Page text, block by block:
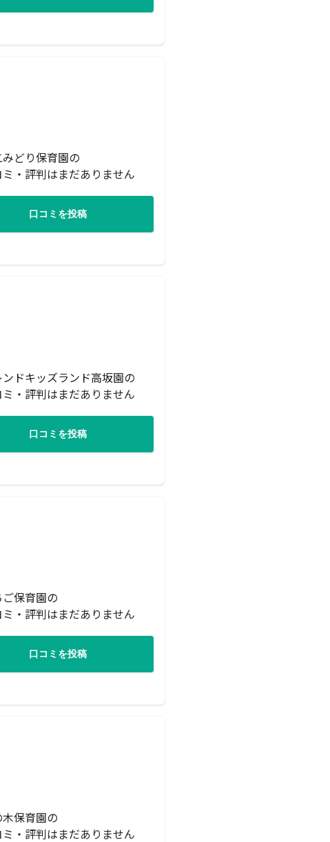
どり保育園の
ミ・評判はまだありません
口コミを投稿
ンドキッズランド高坂園の
ミ・評判はまだありません
口コミを投稿
ご保育園の
ミ・評判はまだありません
口コミを投稿
保育園の
ミ・評判はまだありません